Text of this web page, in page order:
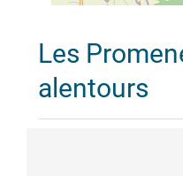
Les
alentours